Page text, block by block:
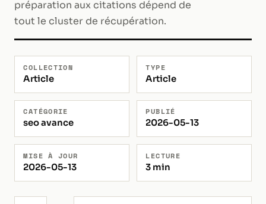
préparation aux citations dépend de
tout le cluster de récupération.
COLLECTION
Article
TYPE
Article
CATÉGORIE
seo avance
PUBLIÉ
2026-05-13
MISE À JOUR
2026-05-13
LECTURE
3 min